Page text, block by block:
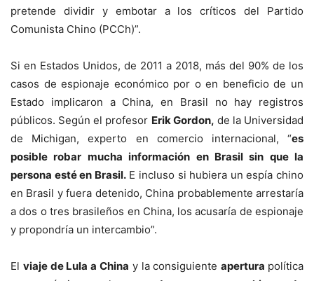
pretende dividir y embotar a los críticos del Partido
Comunista Chino (PCCh)”.
Si en Estados Unidos, de 2011 a 2018, más del 90% de los
casos de espionaje económico por o en beneficio de un
Estado implicaron a China, en Brasil no hay registros
públicos. Según el profesor Erik Gordon, de la Universidad
de Michigan, experto en comercio internacional, “es
posible robar mucha información en Brasil sin que la
persona esté en Brasil.E incluso si hubiera un espía chino
en Brasil y fuera detenido, China probablemente arrestaría
a dos o tres brasileños en China, los acusaría de espionaje
y propondría un intercambio”.
El viaje de Lula a China y la consiguienteapertura política